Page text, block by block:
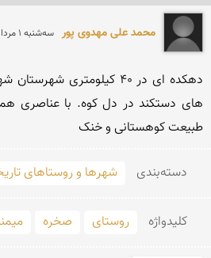
محمد علی مهدوی پور سه‌شنبه 1 مرداد 1392 | 14 سال پیش
طبیعت کوهستانی و خنک
دسته‌بندی شهرها و روستاهای
کلید‌واژه روستای صخره